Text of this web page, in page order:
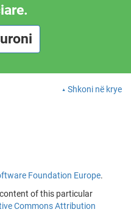
Shkoni në krye
Foundation Europe.
of this particular
Commons Attribution